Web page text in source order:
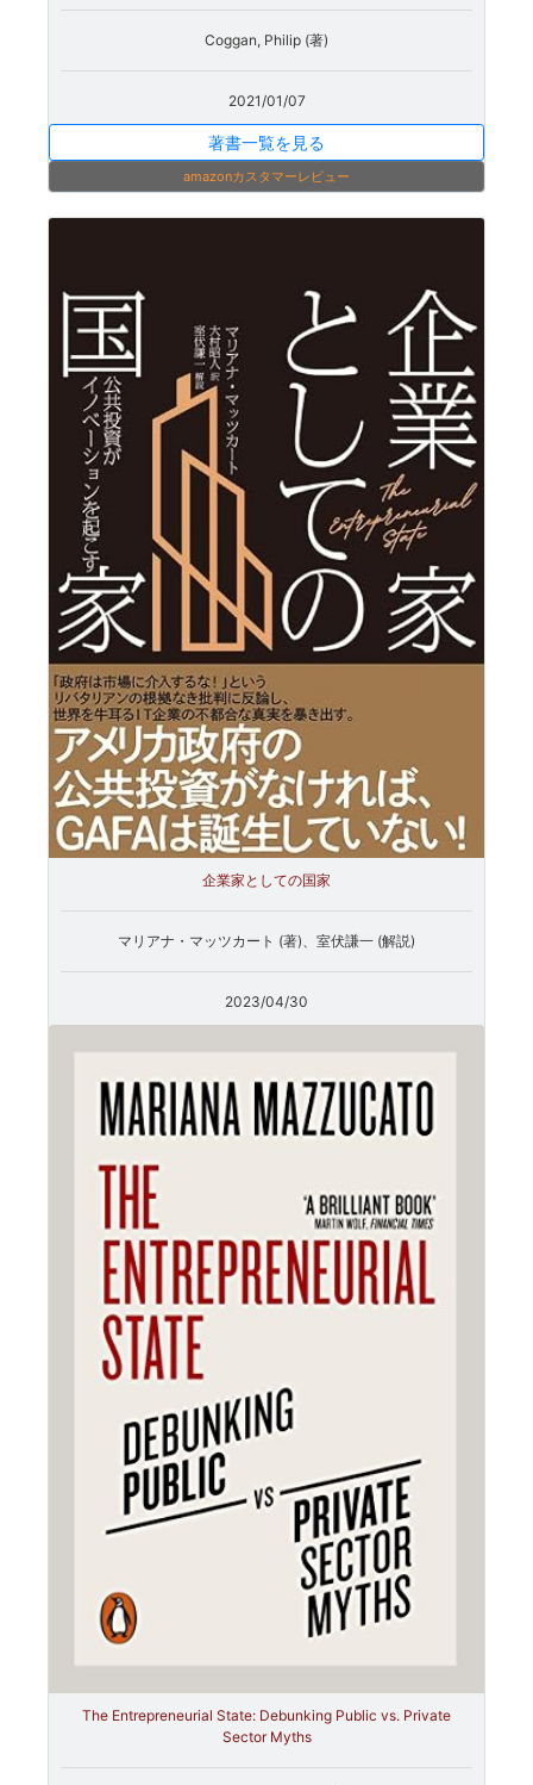
Coggan, Philip (著)
2021/01/07
著書一覧を見る
amazonカスタマーレビュー
企業家としての国家
マリアナ・マッツカート (著)、室伏謙一 (解説)
2023/04/30
The Entrepreneurial State: Debunking Public vs. Private
Sector Myths